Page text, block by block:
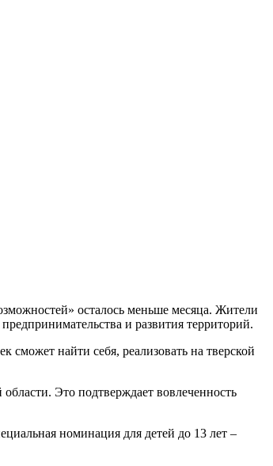
осталось меньше месяца. Жители
и развития территорий.
сможет найти себя, реализовать на тверской
Это подтверждает вовлеченность
номинация для детей до 13 лет –